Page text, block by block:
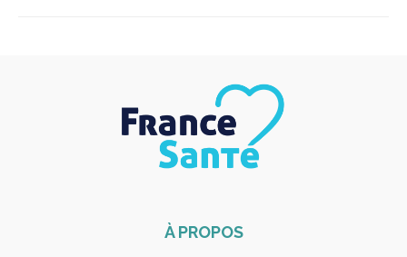
À PROPOS